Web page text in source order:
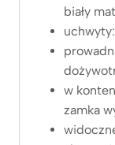
biały mat
w
zamka